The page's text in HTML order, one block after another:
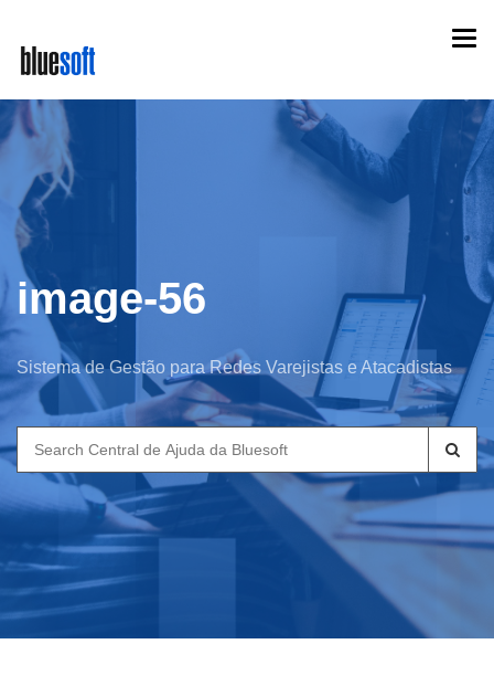
main
content
image-56
Sistema de Gestão para Redes Varejistas e Atacadistas
Search
for: